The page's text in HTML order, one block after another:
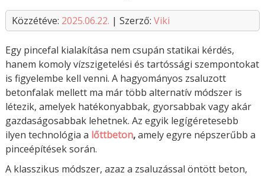
Közzétéve: 2025.06.22. | Szerző: Viki
Egy pincefal kialakítása nem csupán statikai kérdés,
hanem komoly vízszigetelési és tartóssági szempontokat
is figyelembe kell venni. A hagyományos zsaluzott
betonfalak mellett ma már több alternatív módszer is
létezik, amelyek hatékonyabbak, gyorsabbak vagy akár
gazdaságosabbak lehetnek. Az egyik legígéretesebb
ilyen technológia a lőttbeton,amely egyre népszerűbb a
pinceépítések során.
A klasszikus módszer, azaz a zsaluzással öntött beton,